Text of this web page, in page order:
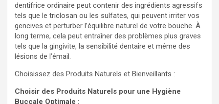
dentifrice ordinaire peut contenir des ingrédients agressifs
tels que le triclosan ou les sulfates, qui peuvent irriter vos
gencives et perturber l’équilibre naturel de votre bouche. À
long terme, cela peut entraîner des problèmes plus graves
tels que la gingivite, la sensibilité dentaire et même des
lésions de l’émail.
Choisissez des Produits Naturels et Bienveillants :
Choisir des Produits Naturels pour une Hygiène
Buccale Optimale :